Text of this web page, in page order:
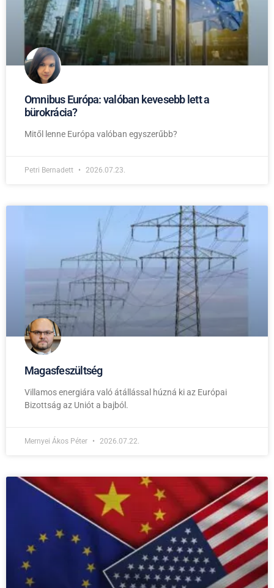
Omnibus Európa: valóban kevesebb lett a
bürokrácia?
Mitől lenne Európa valóban egyszerűbb?
Petri Bernadett 2026.07.23.
Magasfeszültség
Villamos energiára való átállással húzná ki az Európai
Bizottság az Uniót a bajból.
Mernyei Ákos Péter 2026.07.22.